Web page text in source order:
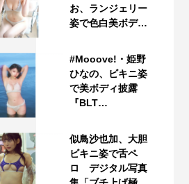
お、ランジェリー
姿で色白美ボデ…
#Mooove!・姫野
ひなの、ビキニ姿
で美ボディ披露
『BLT…
似鳥沙也加、大胆
ビキニ姿で舌ペ
ロ デジタル写真